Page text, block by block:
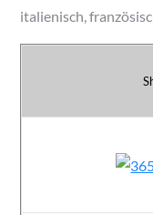
italienisch,